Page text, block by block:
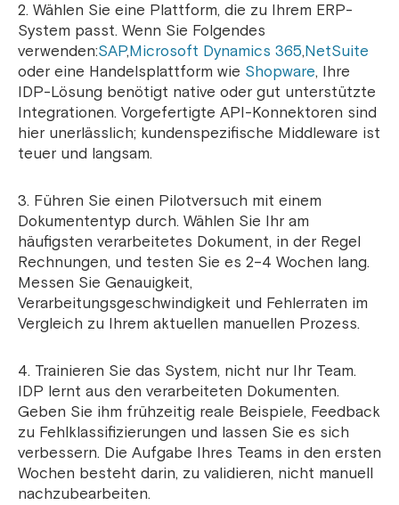
2. Wählen Sie eine Plattform, die zu Ihrem ERP-
System passt. Wenn Sie Folgendes
verwenden:SAP,Microsoft Dynamics 365,NetSuite
oder eine Handelsplattform wie Shopware, Ihre
IDP-Lösung benötigt native oder gut unterstützte
Integrationen. Vorgefertigte API-Konnektoren sind
hier unerlässlich; kundenspezifische Middleware ist
teuer und langsam.
3. Führen Sie einen Pilotversuch mit einem
Dokumententyp durch. Wählen Sie Ihr am
häufigsten verarbeitetes Dokument, in der Regel
Rechnungen, und testen Sie es 2–4 Wochen lang.
Messen Sie Genauigkeit,
Verarbeitungsgeschwindigkeit und Fehlerraten im
Vergleich zu Ihrem aktuellen manuellen Prozess.
4. Trainieren Sie das System, nicht nur Ihr Team.
IDP lernt aus den verarbeiteten Dokumenten.
Geben Sie ihm frühzeitig reale Beispiele, Feedback
zu Fehlklassifizierungen und lassen Sie es sich
verbessern. Die Aufgabe Ihres Teams in den ersten
Wochen besteht darin, zu validieren, nicht manuell
nachzubearbeiten.